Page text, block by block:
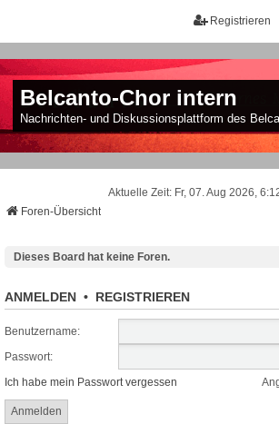
Registrieren
Belcanto-Chor intern
Nachrichten- und Diskussionsplattform des
Aktuelle Zeit: Fr, 07. Aug 2026,
Foren-Übersicht
Dieses Board hat keine Foren.
ANMELDEN • REGISTRIEREN
Benutzername:
Passwort:
Ich habe mein Passwort vergessen